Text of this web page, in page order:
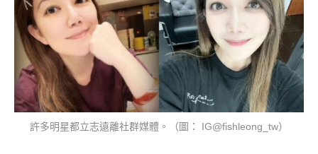
許多明星都立志遠離社群媒體。（圖： IG@fishleong_tw）